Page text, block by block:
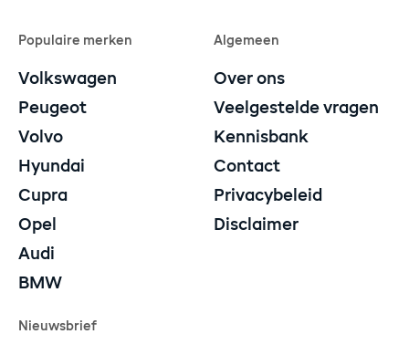
Populaire merken
Volkswagen
Peugeot
Volvo
Hyundai
Cupra
Opel
Audi
BMW
Algemeen
Over ons
Veelgestelde vragen
Kennisbank
Contact
Privacybeleid
Disclaimer
Nieuwsbrief